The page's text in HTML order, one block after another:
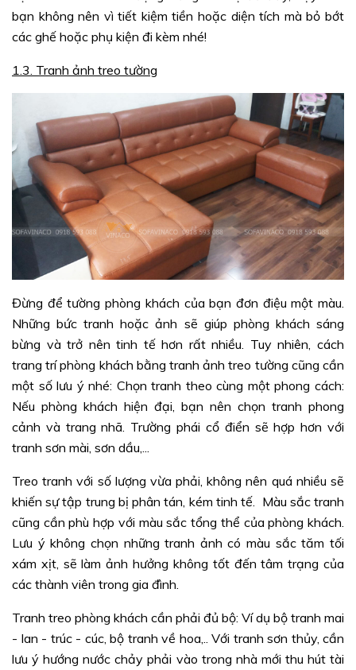
bạn không nên vì tiết kiệm tiền hoặc diện tích mà bỏ bớt
các ghế hoặc phụ kiện đi kèm nhé!
1.3. Tranh ảnh treo tường
Đừng để tường phòng khách của bạn đơn điệu một màu.
Những bức tranh hoặc ảnh sẽ giúp phòng khách sáng
bừng và trở nên tinh tế hơn rất nhiều. Tuy nhiên, cách
trang trí phòng khách bằng tranh ảnh treo tường cũng cần
một số lưu ý nhé: Chọn tranh theo cùng một phong cách:
Nếu phòng khách hiện đại, bạn nên chọn tranh phong
cảnh và trang nhã. Trường phái cổ điển sẽ hợp hơn với
tranh sơn mài, sơn dầu,...
Treo tranh với số lượng vừa phải, không nên quá nhiều sẽ
khiến sự tập trung bị phân tán, kém tinh tế. Màu sắc tranh
cũng cần phù hợp với màu sắc tổng thể của phòng khách.
Lưu ý không chọn những tranh ảnh có màu sắc tăm tối
xám xịt, sẽ làm ảnh hưởng không tốt đến tâm trạng của
các thành viên trong gia đình.
Tranh treo phòng khách cần phải đủ bộ: Ví dụ bộ tranh mai
- lan - trúc - cúc, bộ tranh về hoa,.. Với tranh sơn thủy, cần
lưu ý hướng nước chảy phải vào trong nhà mới thu hút tài